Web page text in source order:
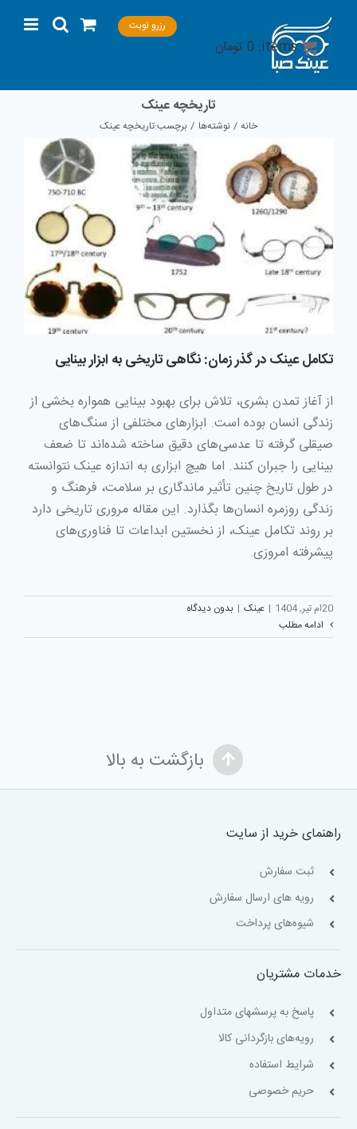
content
رزرو نوبت
تاریخچه عینک
خانه نوشته‌ها برچسب:تاریخچه عینک
تکامل عینک در گذر زمان: نگاهی تاریخی به ابزار بینایی
از آغاز تمدن بشری، تلاش برای بهبود بینایی همواره بخشی از
زندگی انسان بوده است. ابزارهای مختلفی از سنگ‌های
صیقلی گرفته تا عدسی‌های دقیق ساخته شده‌اند تا ضعف
بینایی را جبران کنند. اما هیچ ابزاری به اندازه عینک نتوانسته
در طول تاریخ چنین تأثیر ماندگاری بر سلامت، فرهنگ و
زندگی روزمره انسان‌ها بگذارد. این مقاله مروری تاریخی دارد
بر روند تکامل عینک، از نخستین ابداعات تا فناوری‌های
پیشرفته امروزی.
20ام تیر, 1404 | عینک | بدون دیدگاه
ادامه مطلب
بازگشت به بالا
راهنمای خرید از سایت
ثبت سفارش
رویه های ارسال سفارش
شیوه‌های پرداخت
خدمات مشتریان
پاسخ به پرسشهای متداول
رویه‌های بازگردانی کالا
شرایط استفاده
حریم خصوصی
items:
0 تومان